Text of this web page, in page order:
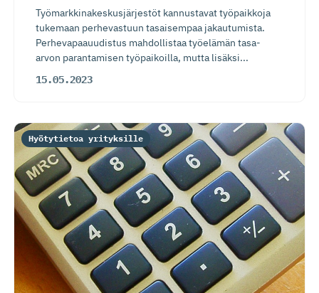
Työmarkkinakeskusjärjestöt kannustavat työpaikkoja
tukemaan perhevastuun tasaisempaa jakautumista.
Perhevapaauudistus mahdollistaa työelämän tasa-
arvon parantamisen työpaikoilla, mutta lisäksi...
15.05.2023
Hyötytietoa yrityksille